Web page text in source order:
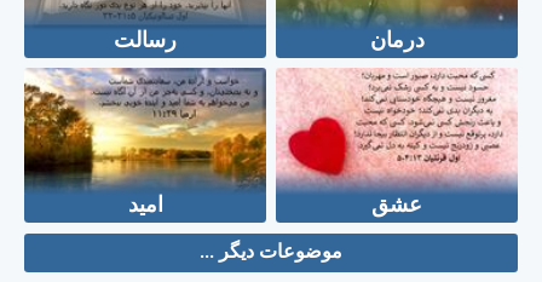
درمان رسالت
عشق امید
موضوعات دیگر ...